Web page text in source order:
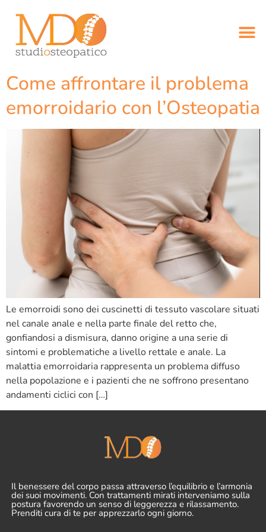
Come affrontare il problema
emorroidario con l’Osteopatia
Le emorroidi sono dei cuscinetti di tessuto vascolare situati
nel canale anale e nella parte finale del retto che,
gonfiandosi a dismisura, danno origine a una serie di
sintomi e problematiche a livello rettale e anale. La
malattia emorroidaria rappresenta un problema diffuso
nella popolazione e i pazienti che ne soffrono presentano
andamenti ciclici con […]
Il benessere del corpo passa attraverso l’equilibrio e l’armonia
dei suoi movimenti. Con trattamenti mirati interveniamo sulla
postura favorendo un senso di leggerezza e rilassamento.
Prenditi cura di te per apprezzarlo ogni giorno.